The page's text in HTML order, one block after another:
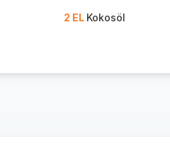
2 EL Kokosöl